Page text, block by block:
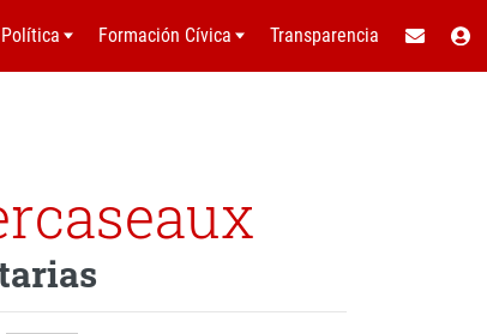
Formación Cívica Transparencia